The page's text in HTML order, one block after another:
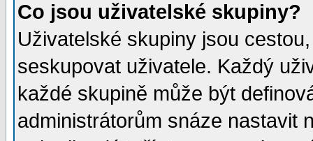
Co jsou uživatelské skupiny?
Uživatelské skupiny jsou
seskupovat uživatele. Každý
každé skupině může být
administrátorům snáze nastavit